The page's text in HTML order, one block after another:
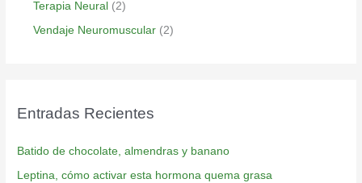
Terapia Neural (2)
Vendaje Neuromuscular (2)
Entradas Recientes
Batido de chocolate, almendras y banano
Leptina, cómo activar esta hormona quema grasa